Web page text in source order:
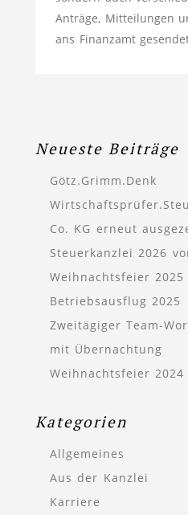
Anträge, Mitteilungen
ans Finanzamt
Neueste Beiträge
Götz.Grimm.Denk
Co. KG erneut
Steuerkanzlei 2026
Weihnachtsfeier 2025
Betriebsausflug 2025
Zweitägiger Team-
mit Übernachtung
Weihnachtsfeier 2024
Kategorien
Allgemeines
Aus der Kanzlei
Karriere